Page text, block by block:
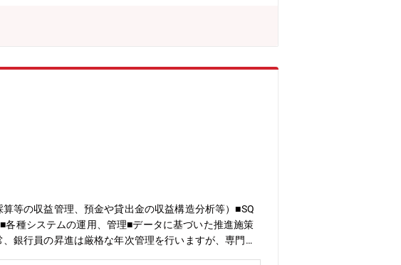
等の収益管理、預金や貸出金の収益構造分析等）■SQ
種システムの運用、管理■データに基づいた推進施策
銀行員の昇進は厳格な年次管理を行いますが、専門職